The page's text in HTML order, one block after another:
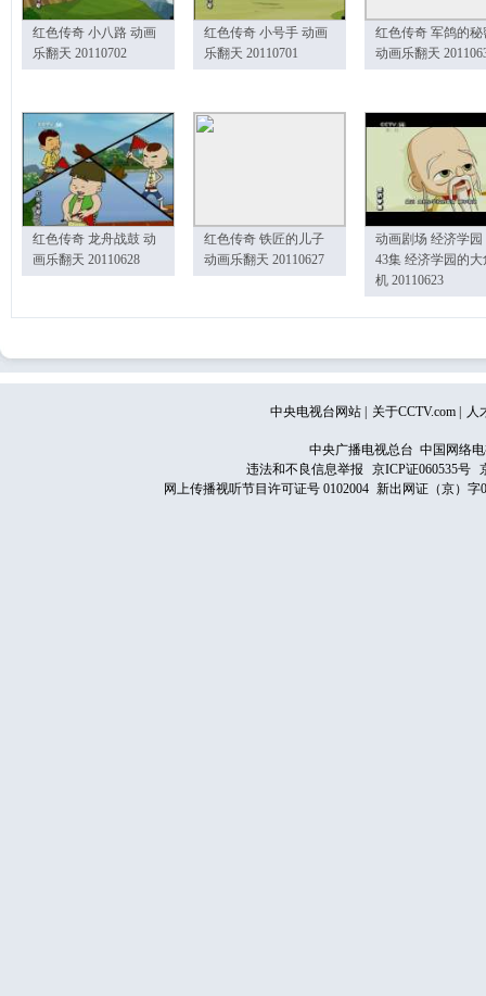
红色传奇 小八路 动画
乐翻天 20110702
红色传奇 小号手 动画
乐翻天 20110701
红色传奇 军鸽的秘
动画乐翻天
红色传奇 龙舟战鼓 动
画乐翻天 20110628
红色传奇 铁匠的儿子
动画乐翻天 20110627
动画剧场 经济学园
43集 经济学园的大
机 20110623
中央电视台网站 关于CCTV.com 人
中央广播电视总台 中国网络
违法和不良信息举报
京ICP证060535号
网上传播视听节目许可证号 0102004 新出网证（京）